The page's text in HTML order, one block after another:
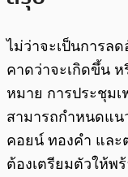
ไม่ว่าจะเป็นการล
คาดว่าจะเกิดขึ้น
หมาย การประชุม
สามารถกำหนดแน
คอยน์ ทองคำ แล
ต้องเตรียมตัวให้พ